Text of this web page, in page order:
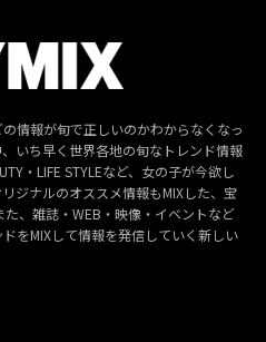
情報が旬で正しいのかわからなくなっ
いち早く世界各地の旬なトレンド情報
・LIFE STYLEなど、女の子が今欲し
ジナルのオススメ情報もMIXした、宝
、雑誌・WEB・映像・イベントなど
をMIXして情報を発信していく新しい